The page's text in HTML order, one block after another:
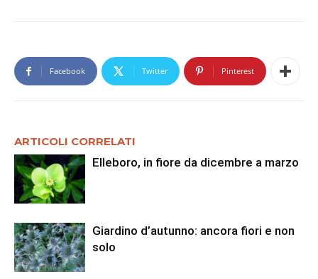
Facebook Twitter Pinterest
ARTICOLI CORRELATI
Elleboro, in fiore da dicembre a marzo
Giardino d’autunno: ancora fiori e non
solo